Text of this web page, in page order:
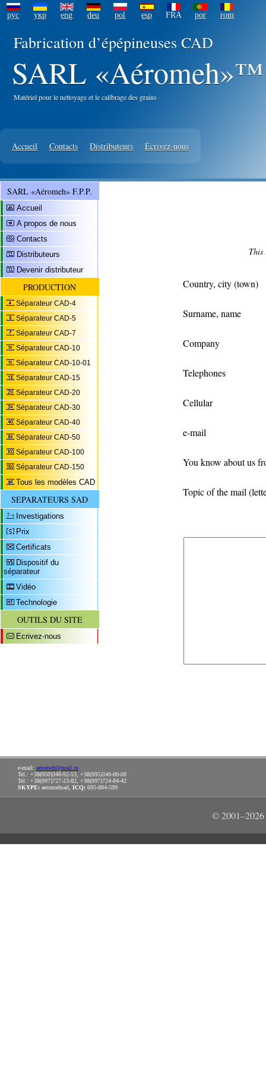
рус укр eng deu pol esp FRA por rom
Fabrication d’épépineuses CAD
SARL «Aéromeh»™
Matériel pour le nettoyage et le calibrage des grains
Accueil Contacts Distributeurs Écrivez-nous
SARL «Aéromeh» F.P.P.
Accueil
A propos de nous
Contacts
Distributeurs
Devenir distributeur
PRODUCTION
Séparateur CAD-4
Séparateur CAD-5
Séparateur CAD-7
Séparateur CAD-10
Séparateur CAD-10-01
Séparateur CAD-15
Séparateur CAD-20
Séparateur CAD-30
Séparateur CAD-40
Séparateur CAD-50
Séparateur CAD-100
Séparateur CAD-150
Tous les modèles CAD
SEPARATEURS SAD
Investigations
Prix
Certificats
Dispositif du
séparateur
Vidéo
Technologie
OUTILS DU SITE
Ecrivez-nous
This
Country, city (town)
Surname, name
Company
Telephones
Cellular
e-mail
You know about us
Topic of the mail
e-mail: aeromeh@mail.ru
Tel.: +38(050)348-92-53, +38(095)340-00-08
Tel.: +38(097)727-23-82, +38(097)724-84-42
SKYPE: aeromehsad, ICQ: 695-884-599
©